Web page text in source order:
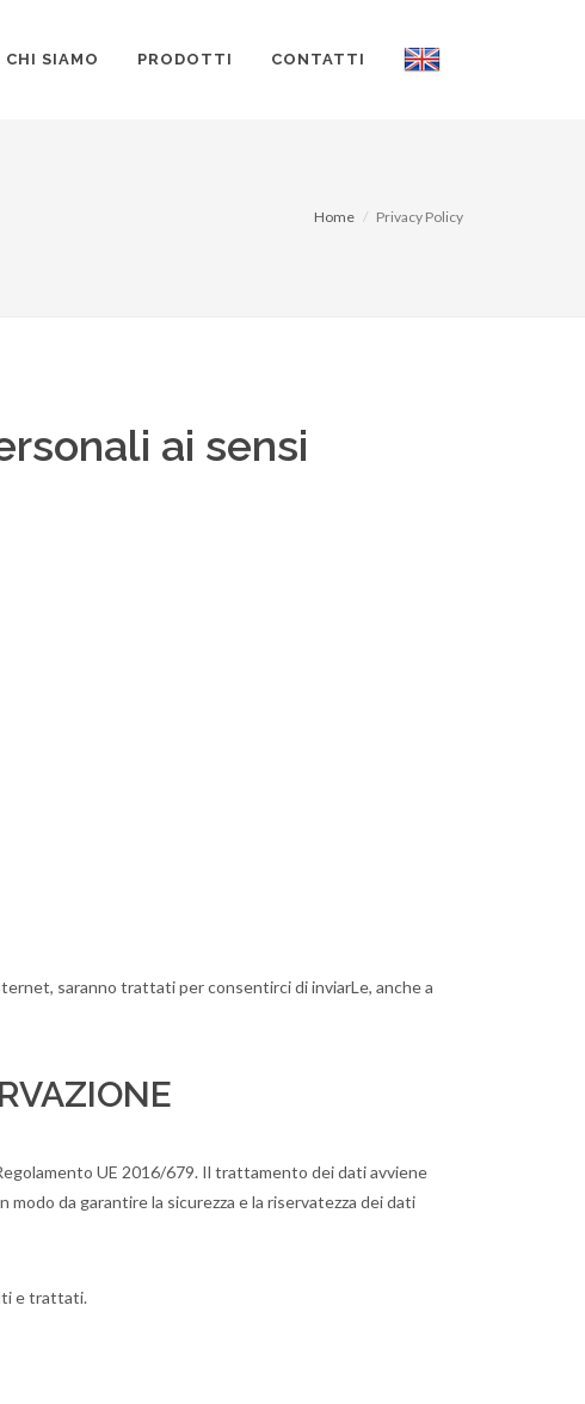
CHI SIAMO PRODOTTI CONTATTI
Home Privacy Policy
ai sensi
saranno trattati per consentirci di inviarLe, anche a
UE 2016/679. Il trattamento dei dati avviene
da garantire la sicurezza e la riservatezza dei dati
e trattati.